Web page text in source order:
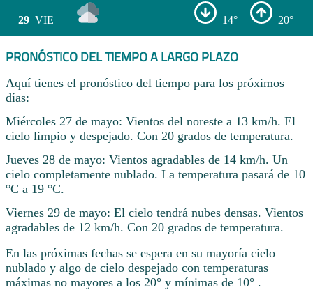
29 VIE 14° 20°
PRONÓSTICO DEL TIEMPO A LARGO PLAZO
Aquí tienes el pronóstico del tiempo para los próximos
días:
Miércoles 27 de mayo: Vientos del noreste a 13 km/h. El
cielo limpio y despejado. Con 20 grados de temperatura.
Jueves 28 de mayo: Vientos agradables de 14 km/h. Un
cielo completamente nublado. La temperatura pasará de 10
°C a 19 °C.
Viernes 29 de mayo: El cielo tendrá nubes densas. Vientos
agradables de 12 km/h. Con 20 grados de temperatura.
En las próximas fechas se espera en su mayoría cielo
nublado y algo de cielo despejado con temperaturas
máximas no mayores a los 20° y mínimas de 10° .